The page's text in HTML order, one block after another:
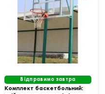
Відправимо завтра
Комплект баскетбольний: